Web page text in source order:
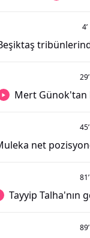
4’
29’
Mert Günok'tan
45’
net
81’
Tayyip Talha'nın
89’